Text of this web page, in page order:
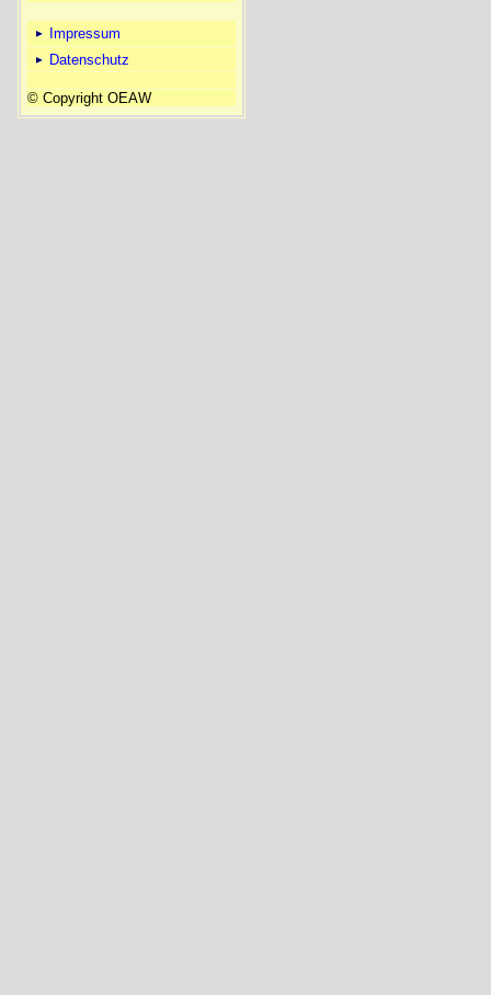
Impressum
Datenschutz
© Copyright OEAW